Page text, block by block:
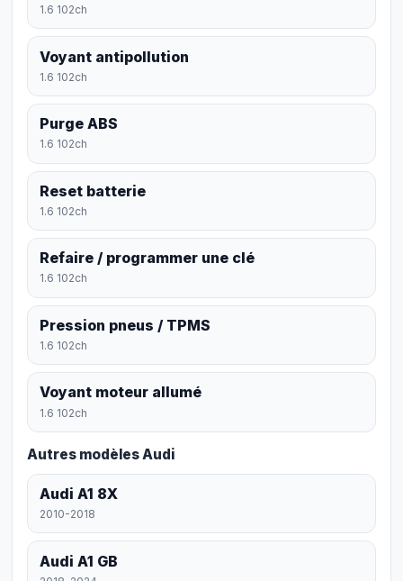
1.6 102ch
Voyant antipollution
1.6 102ch
Purge ABS
1.6 102ch
Reset batterie
1.6 102ch
Refaire / programmer une clé
1.6 102ch
Pression pneus / TPMS
1.6 102ch
Voyant moteur allumé
1.6 102ch
Autres modèles Audi
Audi A1 8X
2010-2018
Audi A1 GB